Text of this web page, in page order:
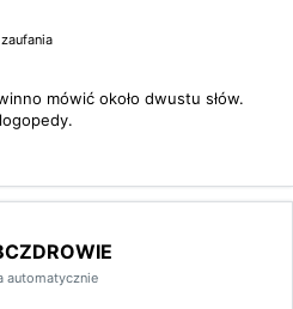
mówić około dwustu słów.
automatycznie